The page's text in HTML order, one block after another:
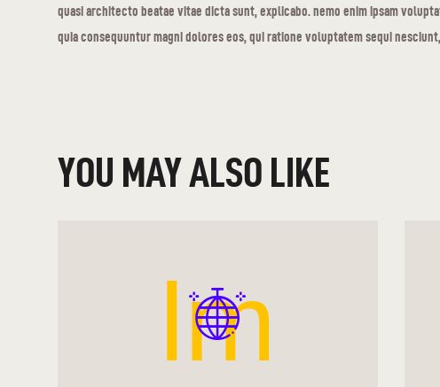
quasi architecto beatae vitae dicta sunt, explicabo. nemo enim ipsam
quia consequuntur magni dolores eos, qui ratione voluptatem sequi
YOU MAY ALSO LIKE
lm